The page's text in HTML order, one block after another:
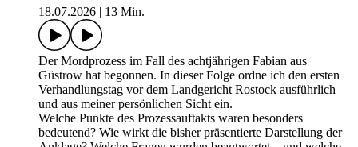
18.07.2026
13 Min.
Der Mordprozess im Fall des achtjährigen Fabian aus
Güstrow hat begonnen. In dieser Folge ordne ich den ersten
Verhandlungstag vor dem Landgericht Rostock ausführlich
und aus meiner persönlichen Sicht ein.
Welche Punkte des Prozessauftakts waren besonders
bedeutend? Wie wirkt die bisher präsentierte Darstellung der